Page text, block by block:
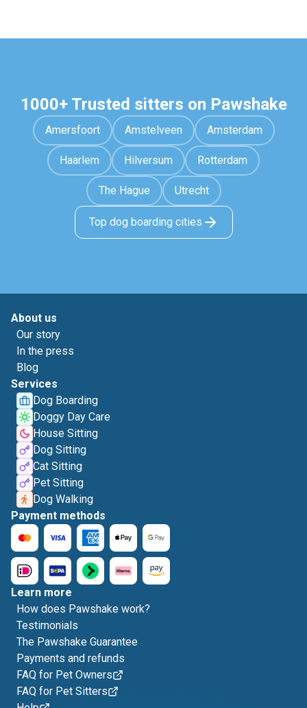
1000+ Trusted sitters on Pawshake
Amersfoort Amstelveen Amsterdam
Haarlem Hilversum Rotterdam
The Hague Utrecht
Top dog boarding cities
About us
Our story
In the press
Blog
Services
Dog Boarding
Doggy Day Care
House Sitting
Dog Sitting
Cat Sitting
Pet Sitting
Dog Walking
Payment methods
Learn more
How does Pawshake work?
Testimonials
The Pawshake Guarantee
Payments and refunds
FAQ for Pet Owners
FAQ for Pet Sitters